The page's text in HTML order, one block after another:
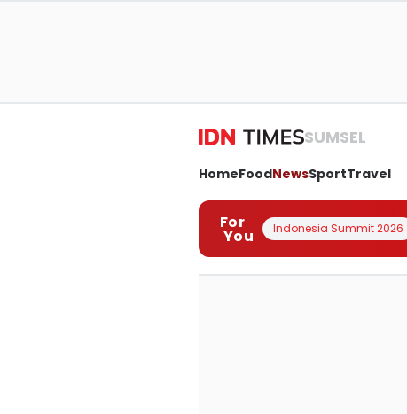
SUMSEL
HomeFoodNewsSportTravel
For
You Indonesia Summit 2026